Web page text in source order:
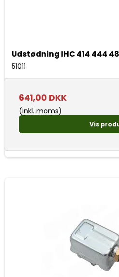
Udstødning IHC 414 444
51011
641,00 DKK
(inkl. moms)
Vis